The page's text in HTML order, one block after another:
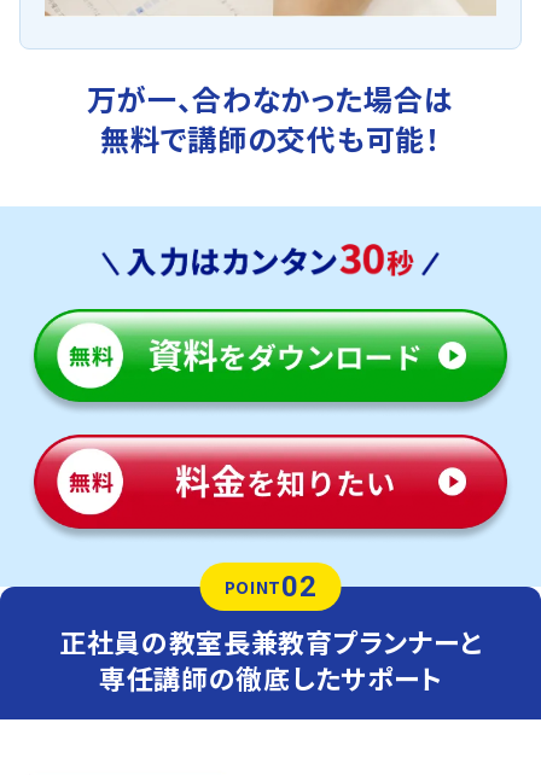
万が一、合わなかった場合は
無料で講師の交代も可能！
POINT02
正社員の教室長兼教育プランナーと
専任講師の徹底したサポート